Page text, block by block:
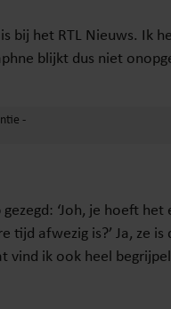
bij het RTL Nieuws. Ik
blijkt dus niet
‘Joh, je hoeft
afwezig is?’ Ja, ze
vind ik ook heel